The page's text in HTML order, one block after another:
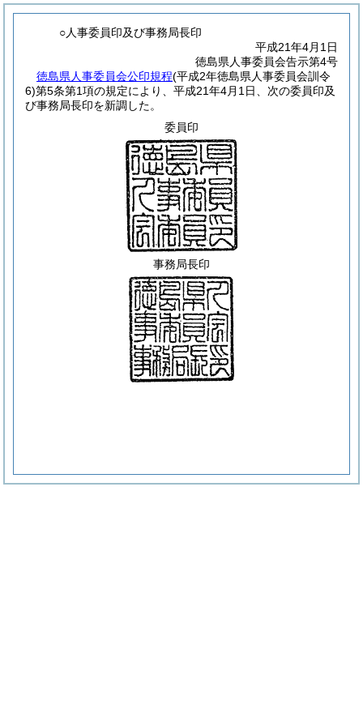
○人事委員印及び事務局長印
平成21年4月1日
徳島県人事委員会告示第4号
徳島県人事委員会公印規程(平成2年徳島県人事委員会訓令
6)第5条第1項の規定により、平成21年4月1日、次の委員印及
び事務局長印を新調した。
委員印
事務局長印